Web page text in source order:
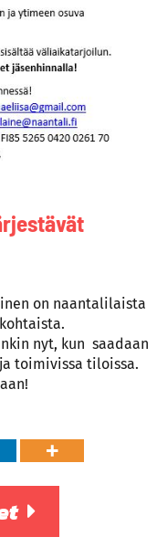
on naantalilaista
nyt, kun saadaan
toimivissa tiloissa.